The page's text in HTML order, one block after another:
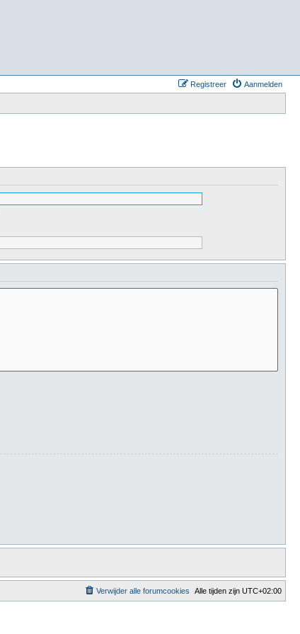
Aanmelden
Registreer
Alle tijden zijn UTC+02:00
Verwijder alle forumcookies